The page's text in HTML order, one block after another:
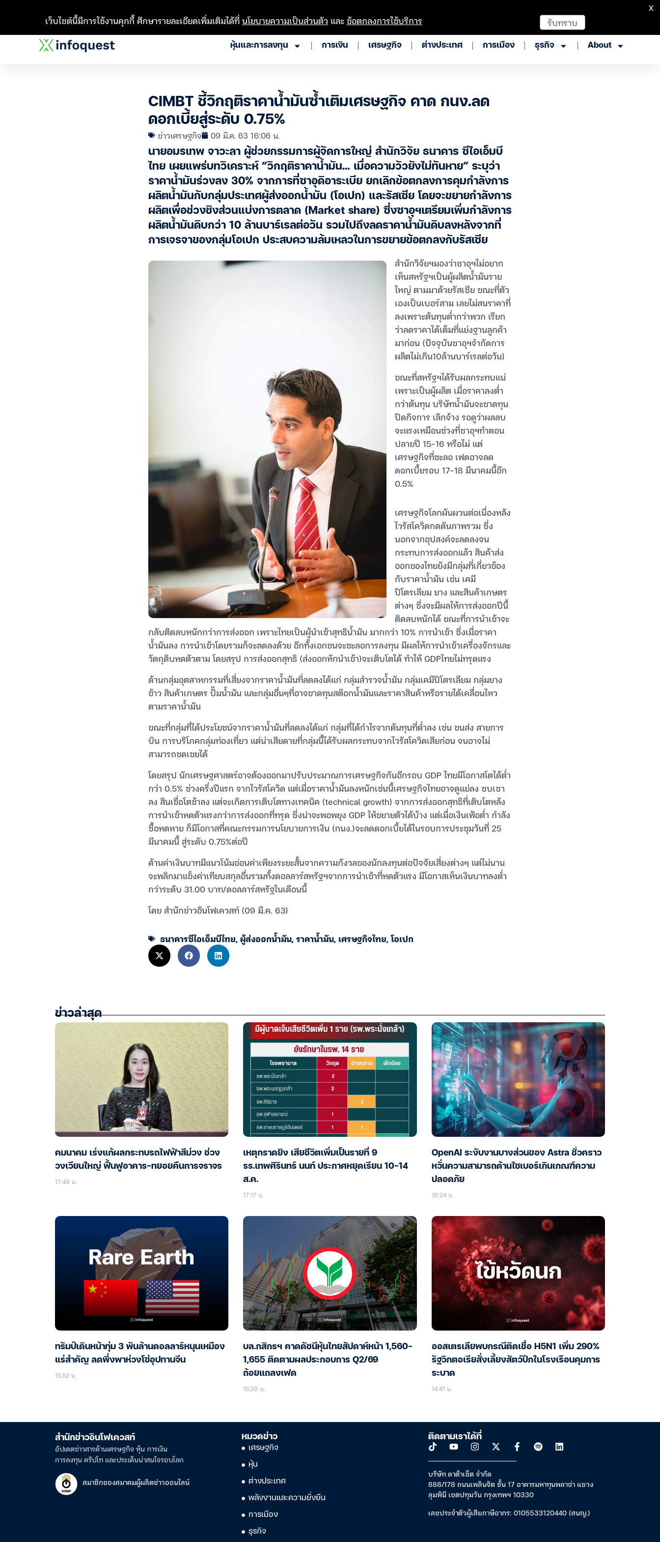
หุ้นและการลงทุน การเงิน เศรษฐกิจ ต่างประเทศ การเมือง ธุรกิจ About
CIMBT ชี้วิกฤติราคาน้ำมันซ้ำเติมเศรษฐกิจ คาด กนง.ลด
ดอกเบี้ยสู่ระดับ 0.75%
ข่าวเศรษฐกิจ 09 มี.ค. 63 16:06 น.
นายอมรเทพ จาวะลา ผู้ช่วยกรรมการผู้จัดการใหญ่ สำนักวิจัย ธนาคาร ซีไอเอ็มบี
ไทย เผยแพร่บทวิเคราะห์ “วิกฤติราคาน้ำมัน… เมื่อความวัวยังไม่ทันหาย” ระบุว่า
ราคาน้ำมันร่วงลง 30% จากการที่ซาอุดิอาระเบีย ยกเลิกข้อตกลงการคุมกำลังการ
ผลิตน้ำมันกับกลุ่มประเทศผู้ส่งออกน้ำมัน (โอเปก) และรัสเซีย โดยจะขยายกำลังการ
ผลิตเพื่อช่วงชิงส่วนแบ่งการตลาด (Market share) ซึ่งซาอุฯเตรียมเพิ่มกำลังการ
ผลิตน้ำมันดิบกว่า 10 ล้านบาร์เรลต่อวัน รวมไปถึงลดราคาน้ำมันดิบลงหลังจากที่
การเจรจาของกลุ่มโอเปก ประสบความล้มเหลวในการขยายข้อตกลงกับรัสเซีย
สำนักวิจัยฯมองว่าซาอุฯไม่อยาก
เห็นสหรัฐฯเป็นผู้ผลิตน้ำมันราย
ใหญ่ ตามมาด้วยรัสเซีย ขณะที่ตัว
เองเป็นเบอร์สาม เลยไม่สนราคาที่
ลงเพราะต้นทุนต่ำกว่าพวก เรียก
ว่าลดราคาได้เต็มที่แย่งฐานลูกค้า
มาก่อน (ปัจจุบันซาอุฯจำกัดการ
ผลิตไม่เกิน10ล้านบาร์เรลต่อวัน)
ขณะที่สหรัฐฯได้รับผลกระทบแน่
เพราะเป็นผู้ผลิต เมื่อราคาลงต่ำ
กว่าต้นทุน บริษัทน้ำมันจะขาดทุน
ปิดกิจการ เลิกจ้าง รอดูว่าผลลบ
จะแรงเหมือนช่วงที่ซาอุฯทำตอน
ปลายปี 15-16 หรือไม่ แต่
เศรษฐกิจที่ชะลอ เฟดอาจลด
ดอกเบี้ยรอบ 17-18 มีนาคมนี้อีก
0.5%
เศรษฐกิจโลกผันผวนต่อเนื่องหลัง
ไวรัสโควิดกดดันภาพรวม ซึ่ง
นอกจากอุปสงค์จะลดลงจน
กระทบการส่งออกแล้ว สินค้าส่ง
ออกของไทยยังมีกลุ่มที่เกี่ยวข้อง
กับราคาน้ำมัน เช่น เคมี
ปิโตรเลียม ยาง และสินค้าเกษตร
ต่างๆ ซึ่งจะมีผลให้การส่งออกปีนี้
ติดลบหนักได้ ขณะที่การนำเข้าจะ
กลับติดลบหนักกว่าการส่งออก เพราะไทยเป็นผู้นำเข้าสุทธิน้ำมัน มากกว่า 10% การนำเข้า ซึ่งเมื่อราคา
น้ำมันลง การนำเข้าโดยรวมก็จะลดลงด้วย อีกทั้งเอกชนจะชะลอการลงทุน มีผลให้การนำเข้าเครื่องจักรและ
วัตถุดิบหดตัวตาม โดยสรุป การส่งออกสุทธิ (ส่งออกหักนำเข้า)จะเติบโตได้ ทำให้ GDPไทยไม่ทรุดแรง
ด้านกลุ่มอุตสาหกรรมที่เสี่ยงจากราคาน้ำมันที่ลดลงได้แก่ กลุ่มสำรวจน้ำมัน กลุ่มเคมีปิโตรเลียม กลุ่มยาง
ข้าว สินค้าเกษตร ปั๊มน้ำมัน และกลุ่มอื่นๆที่อาจขาดทุนสต๊อกน้ำมันและราคาสินค้าหรือรายได้เคลื่อนไหว
ตามราคาน้ำมัน
ขณะที่กลุ่มที่ได้ประโยชน์จากราคาน้ำมันที่ลดลงได้แก่ กลุ่มที่ได้กำไรจากต้นทุนที่ต่ำลง เช่น ขนส่ง สายการ
บิน การบริโภคกลุ่มท่องเที่ยว แต่น่าเสียดายที่กลุ่มนี้ได้รับผลกระทบจากไวรัสโควิดเสียก่อน จนอาจไม่
สามารถชดเชยได้
โดยสรุป นักเศรษฐศาสตร์อาจต้องออกมาปรับประมาณการเศรษฐกิจกันอีกรอบ GDP ไทยมีโอกาสโตได้ต่ำ
กว่า 0.5% ช่วงครึ่งปีแรก จากไวรัสโควิด แต่เมื่อราคาน้ำมันลงหนักเช่นนี้เศรษฐกิจไทยอาจดูแย่ลง ซบเซา
ลง สินเชื่อโตช้าลง แต่จะเกิดการเติบโตทางเทคนิค (technical growth) จากการส่งออกสุทธิที่เติบโตหลัง
การนำเข้าหดตัวแรงกว่าการส่งออกที่ทรุด ซึ่งน่าจะพอพยุง GDP ให้ขยายตัวได้บ้าง แต่เมื่อเงินเฟ้อต่ำ กำลัง
ซื้อหดหาย ก็มีโอกาสที่คณะกรรมการนโยบายการเงิน (กนง.)จะลดดอกเบี้ยได้ในรอบการประชุมวันที่ 25
มีนาคมนี้ สู่ระดับ 0.75%ต่อปี
ด้านค่าเงินบาทมีแนวโน้มอ่อนค่าเพียงระยะสั้นจากความกังวลของนักลงทุนต่อปัจจัยเสี่ยงต่างๆ แต่ไม่นาน
จะพลิกมาแข็งค่าเทียบสกุลอื่นรวมทั้งดอลลาร์สหรัฐฯจากการนำเข้าที่หดตัวแรง มีโอกาสเห็นเงินบาทลงต่ำ
กว่าระดับ 31.00 บาท/ดอลลาร์สหรัฐในเดือนนี้
โดย สำนักข่าวอินโฟเควสท์ (09 มี.ค. 63)
ธนาคารซีไอเอ็มบีไทย,ผู้ส่งออกน้ำมัน,ราคาน้ำมัน, เศรษฐกิจไทย,โอเปก
ข่าวล่าสุด
คมนาคม เร่งแก้ผลกระทบรถไฟฟ้าสีม่วง ช่วง
วงเวียนใหญ่ ฟื้นฟูอาคาร-ทยอยคืนการจราจร
17:49 น.
เหตุกราดยิง เสียชีวิตเพิ่มเป็นรายที่ 9
รร.เทพศิรินทร์ นนท์ ประกาศหยุดเรียน 10-14
ส.ค.
17:17 น.
OpenAI ระงับงานบางส่วนของ Astra ชั่วคราว
หวั่นความสามารถด้านไซเบอร์เกินเกณฑ์ความ
ปลอดภัย
16:24 น.
ทรัมป์เดินหน้าทุ่ม 3 พันล้านดอลลาร์หนุนเหมือง
แร่สำคัญ ลดพึ่งพาห่วงโซ่อุปทานจีน
15:52 น.
บล.กสิกรฯ คาดดัชนีหุ้นไทยสัปดาห์หน้า 1,560-
1,655 ติดตามผลประกอบการ Q2/69
ถ้อยแถลงเฟด
15:29 น.
ออสเตรเลียพบกรณีติดเชื้อ H5N1 เพิ่ม 290%
รัฐวิกตอเรียสั่งเลี้ยงสัตว์ปีกในโรงเรือนคุมการ
ระบาด
14:41 น.
สำนักข่าวอินโฟเควสท์
อัปเดตข่าวสารด้านเศรษฐกิจ หุ้น การเงิน
การลงทุน คริปโท และประเด็นน่าสนใจรอบโลก
สมาชิกของสมาคมผู้ผลิตข่าวออนไลน์
หมวดข่าว
เศรษฐกิจ
หุ้น
ต่างประเทศ
พลังงานและความยั่งยืน
การเมือง
ธุรกิจ
ติดตามเราได้ที่
บริษัท ดาต้าเซ็ต จำกัด
888/178 ถนนเพลินจิต ชั้น 17 อาคารมหาทุนพลาซ่า แขวง
ลุมพินี เขตปทุมวัน กรุงเทพฯ 10330
เลขประจำตัวผู้เสียภาษีอากร: 0105533120440 (สนญ.)
เว็บไซต์นี้มีการใช้งานคุกกี้ ศึกษารายละเอียดเพิ่มเติมได้ที่นโยบายความเป็นส่วนตัว และข้อตกลงการใช้บริการ รับทราบ
X